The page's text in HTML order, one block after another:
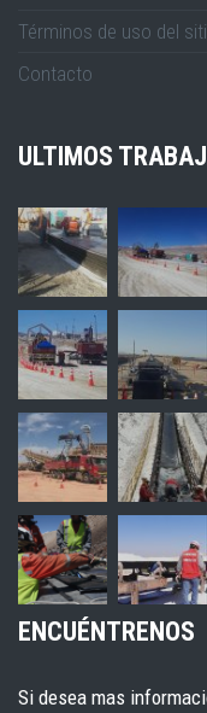
Términos de uso del
Contacto
ULTIMOS
ENCUÉNTRENOS
Si desea mas